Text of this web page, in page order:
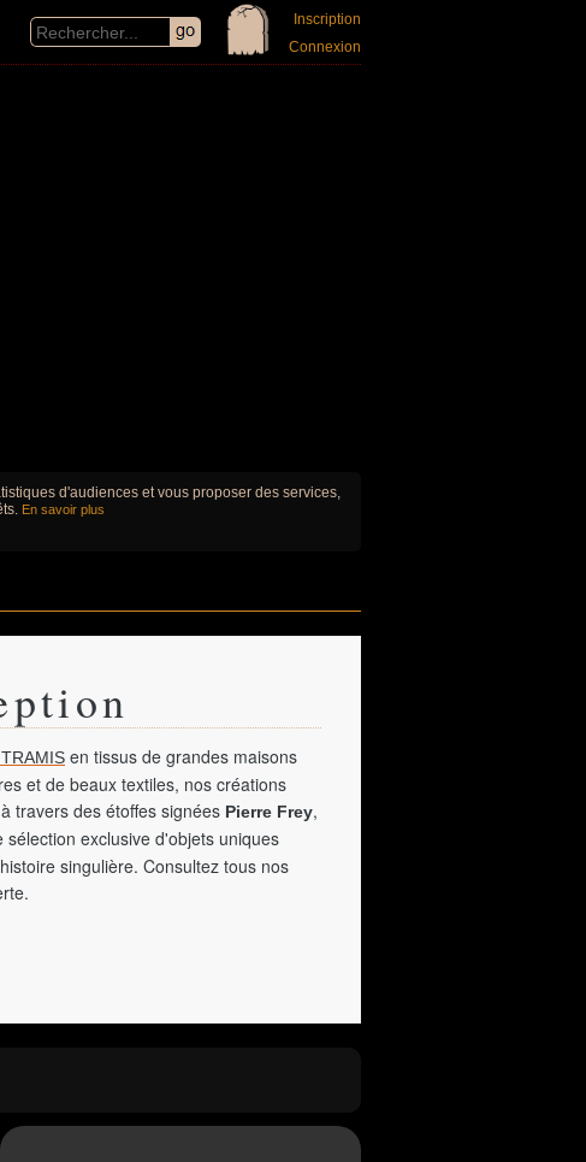
Inscription
Connexion
d'audiences et vous proposer des services,
En savoir plus
en tissus de grandes maisons
et de beaux textiles, nos créations
travers des étoffes signées Pierre Frey,
sélection exclusive d'objets uniques
singulière. Consultez tous nos